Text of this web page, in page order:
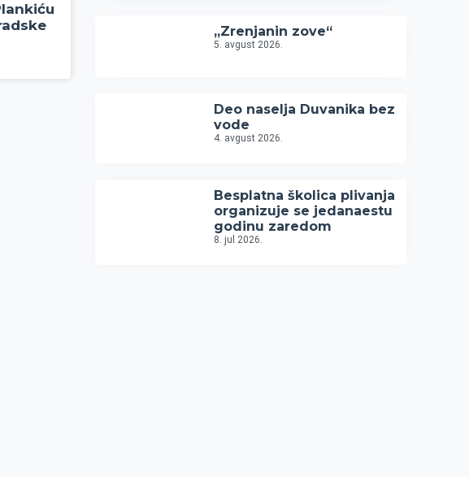
„Zrenjanin zove“
5. avgust 2026.
Deo naselja Duvanika bez
vode
4. avgust 2026.
Besplatna školica plivanja
organizuje se jedanaestu
godinu zaredom
8. jul 2026.